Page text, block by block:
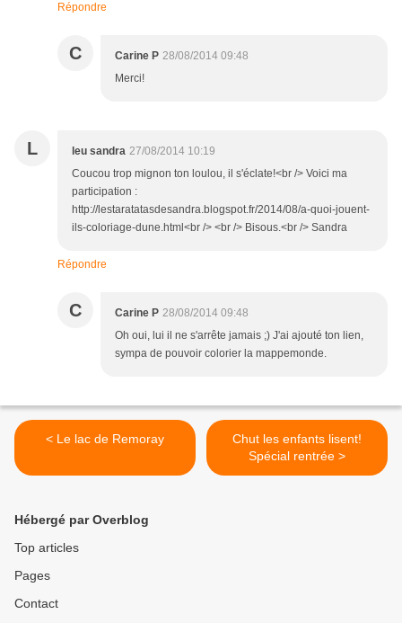
Répondre
C Carine P 28/08/2014 09:48
Merci!
L leu sandra 27/08/2014 10:19
Coucou trop mignon ton loulou, il s'éclate!<br /> Voici ma
participation :
http://lestaratatasdesandra.blogspot.fr/2014/08/a-quoi-jouent-
ils-coloriage-dune.html<br /> <br /> Bisous.<br /> Sandra
Répondre
C Carine P 28/08/2014 09:48
Oh oui, lui il ne s'arrête jamais ;) J'ai ajouté ton lien,
sympa de pouvoir colorier la mappemonde.
< Le lac de Remoray
Chut les enfants lisent!
Spécial rentrée >
Hébergé par Overblog
Top articles
Pages
Contact